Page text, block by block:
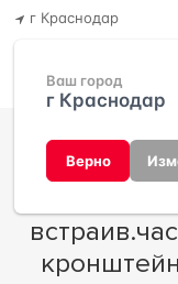
г Краснодар
Ваш город
г Краснодар
Верно